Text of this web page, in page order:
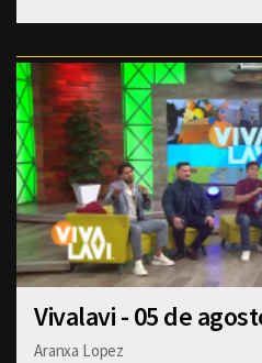
Vivalavi - 05 de
Aranxa Lopez